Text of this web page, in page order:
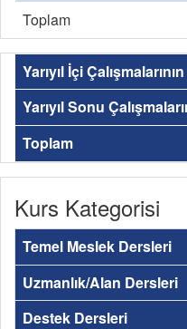
Toplam
Yarıyıl İçi
Yarıyıl Sonu
Toplam
Kurs Kategorisi
Temel Meslek Dersleri
Uzmanlık/Alan Dersleri
Destek Dersleri